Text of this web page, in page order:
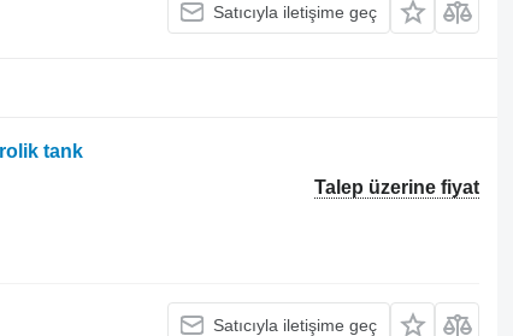
Satıcıyla iletişime geç
tank
Talep üzerine fiyat
Satıcıyla iletişime geç